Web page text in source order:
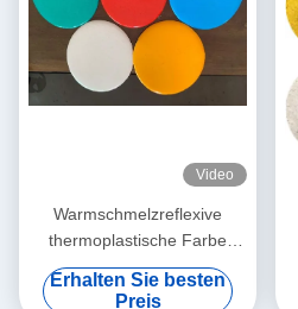
Video
Warmschmelzreflexive
thermoplastische Farbe
Wetterbeständig für die
Straßenmarkierung auf
Erhalten Sie besten
Preis